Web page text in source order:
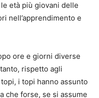
età più giovani delle
nell’apprendimento e
ore e giorni diverse
rispetto agli
i topi hanno assunto
che forse, se si assume